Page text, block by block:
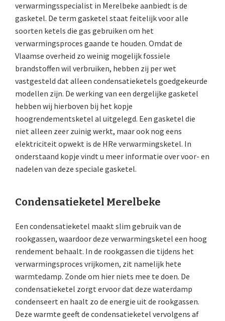
verwarmingsspecialist in Merelbeke aanbiedt is de
gasketel. De term gasketel staat feitelijk voor alle
soorten ketels die gas gebruiken om het
verwarmingsproces gaande te houden. Omdat de
Vlaamse overheid zo weinig mogelijk fossiele
brandstoffen wil verbruiken, hebben zij per wet
vastgesteld dat alleen condensatieketels goedgekeurde
modellen zijn. De werking van een dergelijke gasketel
hebben wij hierboven bij het kopje
hoogrendementsketel al uitgelegd. Een gasketel die
niet alleen zeer zuinig werkt, maar ook nog eens
elektriciteit opwekt is de HRe verwarmingsketel. In
onderstaand kopje vindt u meer informatie over voor- en
nadelen van deze speciale gasketel.
Condensatieketel Merelbeke
Een condensatieketel maakt slim gebruik van de
rookgassen, waardoor deze verwarmingsketel een hoog
rendement behaalt. In de rookgassen die tijdens het
verwarmingsproces vrijkomen, zit namelijk hete
warmtedamp. Zonde om hier niets mee te doen. De
condensatieketel zorgt ervoor dat deze waterdamp
condenseert en haalt zo de energie uit de rookgassen.
Deze warmte geeft de condensatieketel vervolgens af